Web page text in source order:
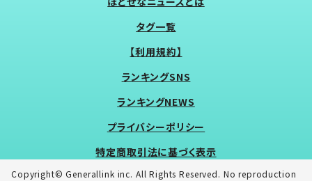
タグ一覧
【利用規約】
ランキングSNS
ランキングNEWS
プライバシーポリシー
特定商取引法に基づく表示
Copyright© Generallink inc. All Rights Reserved. No reproduction